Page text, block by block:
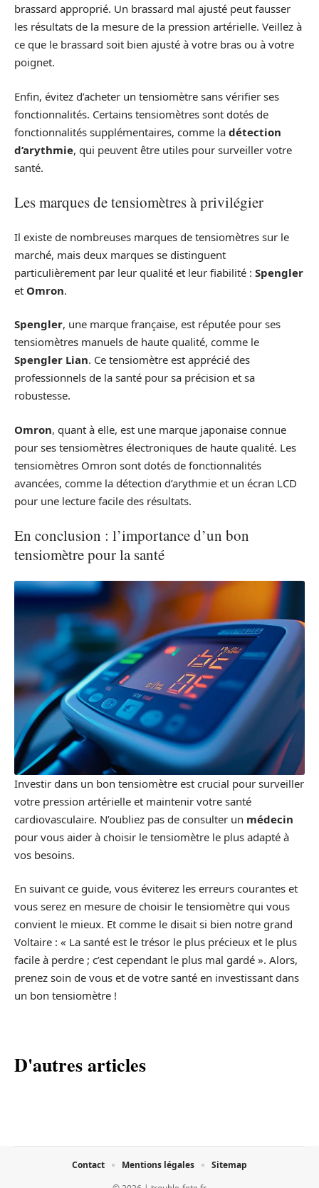
brassard approprié. Un brassard mal ajusté peut fausser
les résultats de la mesure de la pression artérielle. Veillez à
ce que le brassard soit bien ajusté à votre bras ou à votre
poignet.
Enfin, évitez d’acheter un tensiomètre sans vérifier ses
fonctionnalités. Certains tensiomètres sont dotés de
fonctionnalités supplémentaires, comme la détection
d’arythmie, qui peuvent être utiles pour surveiller votre
santé.
Les marques de tensiomètres à privilégier
Il existe de nombreuses marques de tensiomètres sur le
marché, mais deux marques se distinguent
particulièrement par leur qualité et leur fiabilité : Spengler
et Omron.
Spengler, une marque française, est réputée pour ses
tensiomètres manuels de haute qualité, comme le
Spengler Lian. Ce tensiomètre est apprécié des
professionnels de la santé pour sa précision et sa
robustesse.
Omron, quant à elle, est une marque japonaise connue
pour ses tensiomètres électroniques de haute qualité. Les
tensiomètres Omron sont dotés de fonctionnalités
avancées, comme la détection d’arythmie et un écran LCD
pour une lecture facile des résultats.
En conclusion : l’importance d’un bon
tensiomètre pour la santé
Investir dans un bon tensiomètre est crucial pour surveiller
votre pression artérielle et maintenir votre santé
cardiovasculaire. N’oubliez pas de consulter un médecin
pour vous aider à choisir le tensiomètre le plus adapté à
vos besoins.
En suivant ce guide, vous éviterez les erreurs courantes et
vous serez en mesure de choisir le tensiomètre qui vous
convient le mieux. Et comme le disait si bien notre grand
Voltaire : « La santé est le trésor le plus précieux et le plus
facile à perdre ; c’est cependant le plus mal gardé ». Alors,
prenez soin de vous et de votre santé en investissant dans
un bon tensiomètre !
D'autres articles
Contact Mentions légales Sitemap